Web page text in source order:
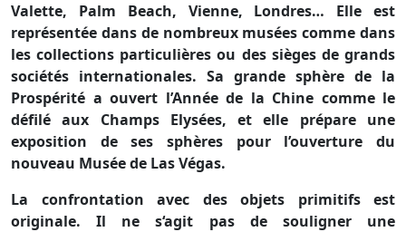
Valette, Palm Beach, Vienne, Londres… Elle est
représentée dans de nombreux musées comme dans
les collections particulières ou des sièges de grands
sociétés internationales. Sa grande sphère de la
Prospérité a ouvert l’Année de la Chine comme le
défilé aux Champs Elysées, et elle prépare une
exposition de ses sphères pour l’ouverture du
nouveau Musée de Las Végas.
La confrontation avec des objets primitifs est
originale. Il ne s‘agit pas de souligner une